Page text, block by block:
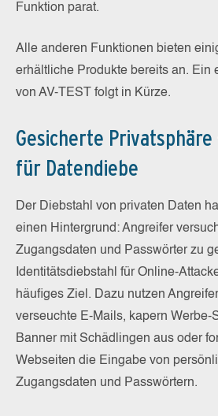
Funktion parat.
Alle anderen Funktionen bieten
erhältliche Produkte bereits an. Ein
von AV-TEST folgt in Kürze.
Gesicherte
für Datendiebe
Der Diebstahl von privaten Daten
einen Hintergrund: Angreifer
Zugangsdaten und Passwörter zu
Identitätsdiebstahl für Online-
häufiges Ziel. Dazu nutzen
verseuchte E-Mails, kapern Werbe-
Banner mit Schädlingen aus oder
Webseiten die Eingabe von
Zugangsdaten und Passwörtern.